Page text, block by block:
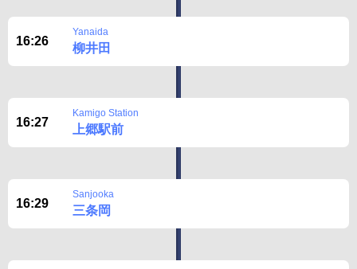
16:26
Yanaida
柳井田
16:27
Kamigo Station
上郷駅前
16:29
Sanjooka
三条岡